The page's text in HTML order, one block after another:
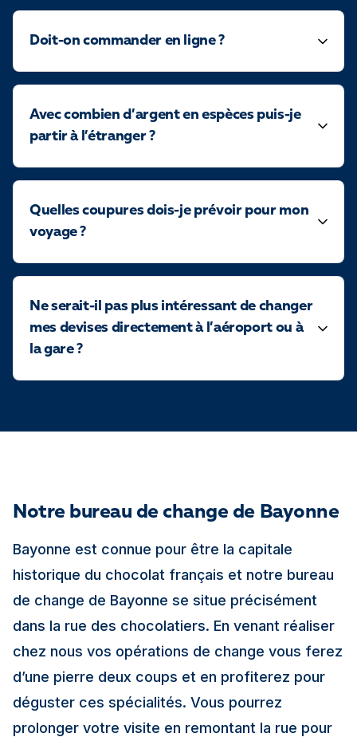
Doit-on commander en ligne ?
Avec combien d’argent en espèces puis-je
partir à l’étranger ?
Quelles coupures dois-je prévoir pour mon
voyage ?
Ne serait-il pas plus intéressant de changer
mes devises directement à l’aéroport ou à
la gare ?
Notre bureau de change de Bayonne
Bayonne est connue pour être la capitale
historique du chocolat français et notre bureau
de change de Bayonne se situe précisément
dans la rue des chocolatiers. En venant réaliser
chez nous vos opérations de change vous ferez
d’une pierre deux coups et en profiterez pour
déguster ces spécialités. Vous pourrez
prolonger votre visite en remontant la rue pour